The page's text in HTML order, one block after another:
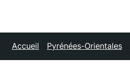
Accueil Pyrénées-Orientales